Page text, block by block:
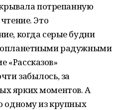
потрепанную
Это
когда серые будни
радужными
«Рассказов»
забылось, за
ярких моментов. А
одному из крупных